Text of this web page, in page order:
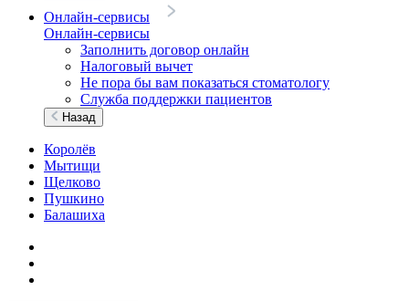
Онлайн-сервисы
Онлайн-сервисы
Заполнить договор онлайн
Налоговый вычет
Не пора бы вам показаться стоматологу
Служба поддержки пациентов
Назад
Королёв
Мытищи
Щелково
Пушкино
Балашиха